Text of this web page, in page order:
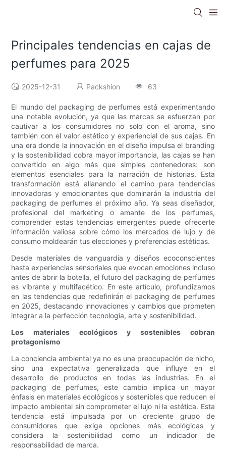
Principales tendencias en cajas de
perfumes para 2025
2025-12-31 Packshion 63
El mundo del packaging de perfumes está experimentando
una notable evolución, ya que las marcas se esfuerzan por
cautivar a los consumidores no solo con el aroma, sino
también con el valor estético y experiencial de sus cajas. En
una era donde la innovación en el diseño impulsa el branding
y la sostenibilidad cobra mayor importancia, las cajas se han
convertido en algo más que simples contenedores: son
elementos esenciales para la narración de historias. Esta
transformación está allanando el camino para tendencias
innovadoras y emocionantes que dominarán la industria del
packaging de perfumes el próximo año. Ya seas diseñador,
profesional del marketing o amante de los perfumes,
comprender estas tendencias emergentes puede ofrecerte
información valiosa sobre cómo los mercados de lujo y de
consumo moldearán tus elecciones y preferencias estéticas.
Desde materiales de vanguardia y diseños ecoconscientes
hasta experiencias sensoriales que evocan emociones incluso
antes de abrir la botella, el futuro del packaging de perfumes
es vibrante y multifacético. En este artículo, profundizamos
en las tendencias que redefinirán el packaging de perfumes
en 2025, destacando innovaciones y cambios que prometen
integrar a la perfección tecnología, arte y sostenibilidad.
Los materiales ecológicos y sostenibles cobran
protagonismo
La conciencia ambiental ya no es una preocupación de nicho,
sino una expectativa generalizada que influye en el
desarrollo de productos en todas las industrias. En el
packaging de perfumes, este cambio implica un mayor
énfasis en materiales ecológicos y sostenibles que reducen el
impacto ambiental sin comprometer el lujo ni la estética. Esta
tendencia está impulsada por un creciente grupo de
consumidores que exige opciones más ecológicas y
considera la sostenibilidad como un indicador de
responsabilidad de marca.